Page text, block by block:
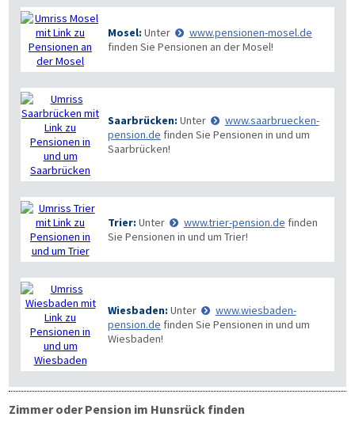
Mosel: Unter
www.pensionen-mosel.de
finden Sie Pensionen an der Mosel!
Saarbrücken: Unter
www.saarbruecken-
pension.de finden Sie Pensionen in und um
Saarbrücken!
Trier: Unter www.trier-pension.de finden
Sie Pensionen in und um Trier!
Wiesbaden: Unter
www.wiesbaden-
pension.de finden Sie Pensionen in und um
Wiesbaden!
Zimmer oder Pension im Hunsrück finden